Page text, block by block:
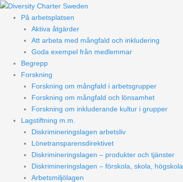
Hoppa
På arbetsplatsen
Aktiva åtgärder
Att arbeta med mångfald och inkludering
Goda exempel från medlemmar
Begrepp
Forskning
Forskning om mångfald i arbetsgrupper
Forskning om mångfald och lönsamhet
Forskning om inkluderande kultur i grupper
Lagstiftning m.m.
Diskrimineringslagen arbetsliv
Lönetransparensdirektivet
Diskrimineringslagen – produkter och tjänster
Diskrimineringslagen – förskola, skola, högskola
Arbetsmiljölagen